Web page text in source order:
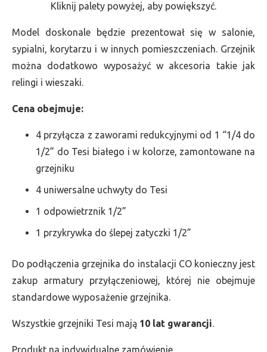
Kliknij palety powyżej, aby powiększyć.
Model doskonale będzie prezentował się w salonie,
sypialni, korytarzu i w innych pomieszczeniach. Grzejnik
można dodatkowo wyposażyć w akcesoria takie jak
relingi i wieszaki.
Cena obejmuje:
4 przyłącza z zaworami redukcyjnymi od 1 “1/4 do
1/2” do Tesi białego i w kolorze, zamontowane na
grzejniku
4 uniwersalne uchwyty do Tesi
1 odpowietrznik 1/2”
1 przykrywka do ślepej zatyczki 1/2”
Do podłączenia grzejnika do instalacji CO konieczny jest
zakup armatury przyłączeniowej, której nie obejmuje
standardowe wyposażenie grzejnika.
Wszystkie grzejniki Tesi mają 10 lat gwarancji.
Produkt na indywidualne zamówienie.